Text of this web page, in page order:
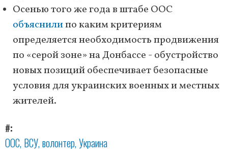
Осенью того же года в штабе ООС
объяснилипо каким критериям
определяется необходимость продвижения
по «серой зоне» на Донбассе - обустройство
новых позиций обеспечивает безопасные
условия для украинских военных и местных
жителей.
#
ООС ВСУ волонтер Украина